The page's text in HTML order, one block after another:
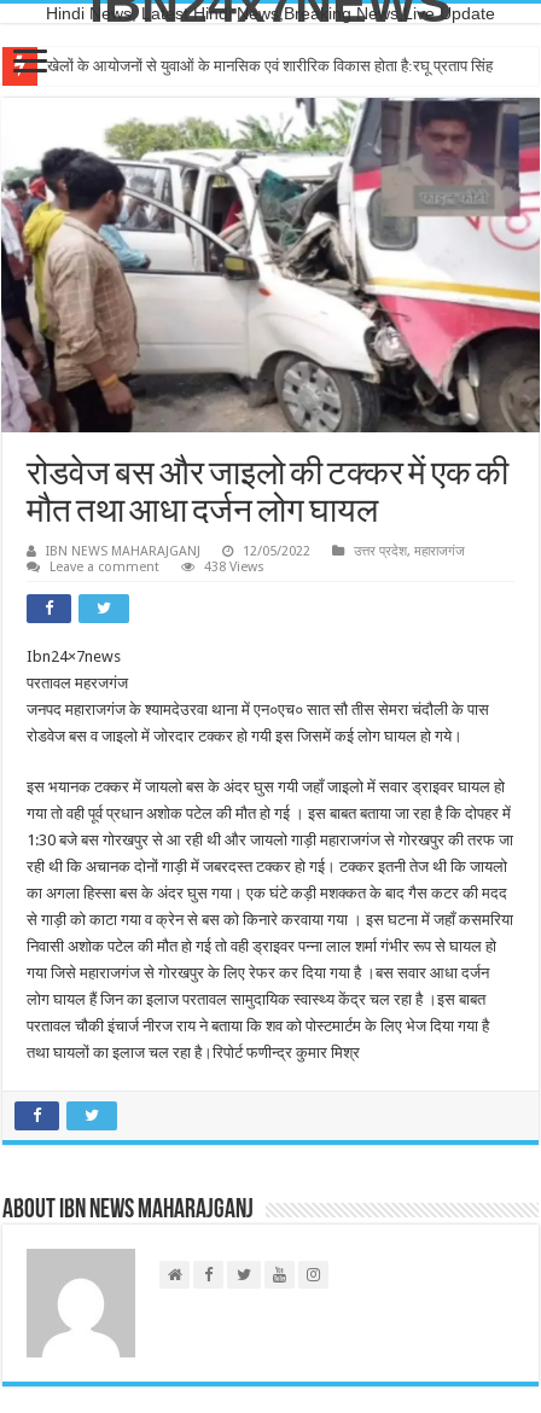
Hindi News, Latest Hindi News,Breaking News,Live Update
खेलों के आयोजनों से युवाओं के मानसिक एवं शारीरिक विकास होता है:रघू प्रताप सिंह
रोडवेज बस और जाइलो की टक्कर में एक की
मौत तथा आधा दर्जन लोग घायल
IBN NEWS MAHARAJGANJ 12/05/2022 उत्तर प्रदेश,महाराजगंज
Leave a comment
438 Views
Ibn24×7news
परतावल महरजगंज
जनपद महाराजगंज के श्यामदेउरवा थाना में एन०एच० सात सौ तीस सेमरा चंदौली के पास
रोडवेज बस व जाइलो में जोरदार टक्कर हो गयी इस जिसमें कई लोग घायल हो गये।
इस भयानक टक्कर में जायलो बस के अंदर घुस गयी जहाँ जाइलो में सवार ड्राइवर घायल हो
गया तो वही पूर्व प्रधान अशोक पटेल की मौत हो गई । इस बाबत बताया जा रहा है कि दोपहर में
1:30 बजे बस गोरखपुर से आ रही थी और जायलो गाड़ी महाराजगंज से गोरखपुर की तरफ जा
रही थी कि अचानक दोनों गाड़ी में जबरदस्त टक्कर हो गई। टक्कर इतनी तेज थी कि जायलो
का अगला हिस्सा बस के अंदर घुस गया। एक घंटे कड़ी मशक्कत के बाद गैस कटर की मदद
से गाड़ी को काटा गया व क्रेन से बस को किनारे करवाया गया । इस घटना में जहाँ कसमरिया
निवासी अशोक पटेल की मौत हो गई तो वही ड्राइवर पन्ना लाल शर्मा गंभीर रूप से घायल हो
गया जिसे महाराजगंज से गोरखपुर के लिए रेफर कर दिया गया है ।बस सवार आधा दर्जन
लोग घायल हैं जिन का इलाज परतावल सामुदायिक स्वास्थ्य केंद्र चल रहा है ।इस बाबत
परतावल चौकी इंचार्ज नीरज राय ने बताया कि शव को पोस्टमार्टम के लिए भेज दिया गया है
तथा घायलों का इलाज चल रहा है।रिपोर्ट फणीन्द्र कुमार मिश्र
About IBN NEWS MAHARAJGANJ